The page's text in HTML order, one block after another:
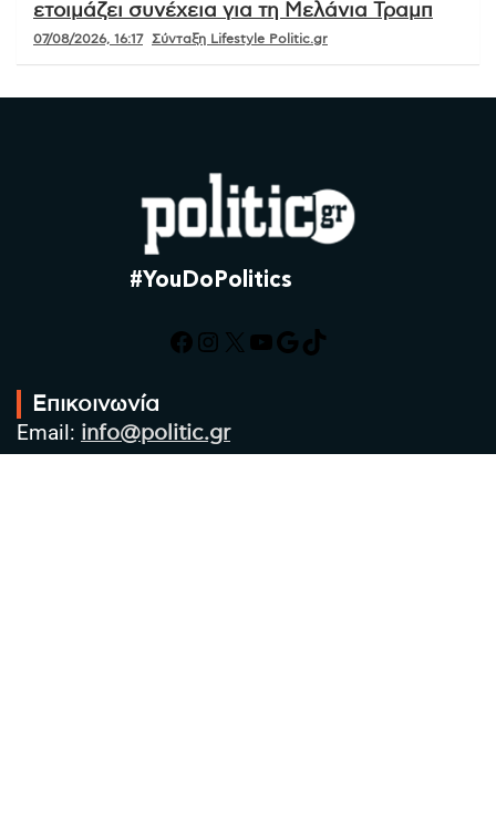
ετοιμάζει συνέχεια για τη Μελάνια Τραμπ
07/08/2026, 16:17 Σύνταξη Lifestyle Politic.gr
#YouDoPolitics
Facebook
Instagram
X YouTube
Google
TikTok
Επικοινωνία
Email: info@politic.gr
Τηλ: